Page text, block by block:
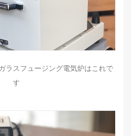
ラスフュージング電気炉はこれで
す